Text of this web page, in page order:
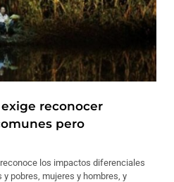
reconocer
pero
los impactos diferenciales
pobres, mujeres y hombres, y